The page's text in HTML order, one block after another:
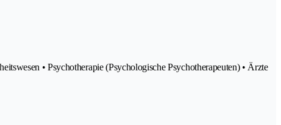
• Psychotherapie (Psychologische Psychotherapeuten) • Ärzte